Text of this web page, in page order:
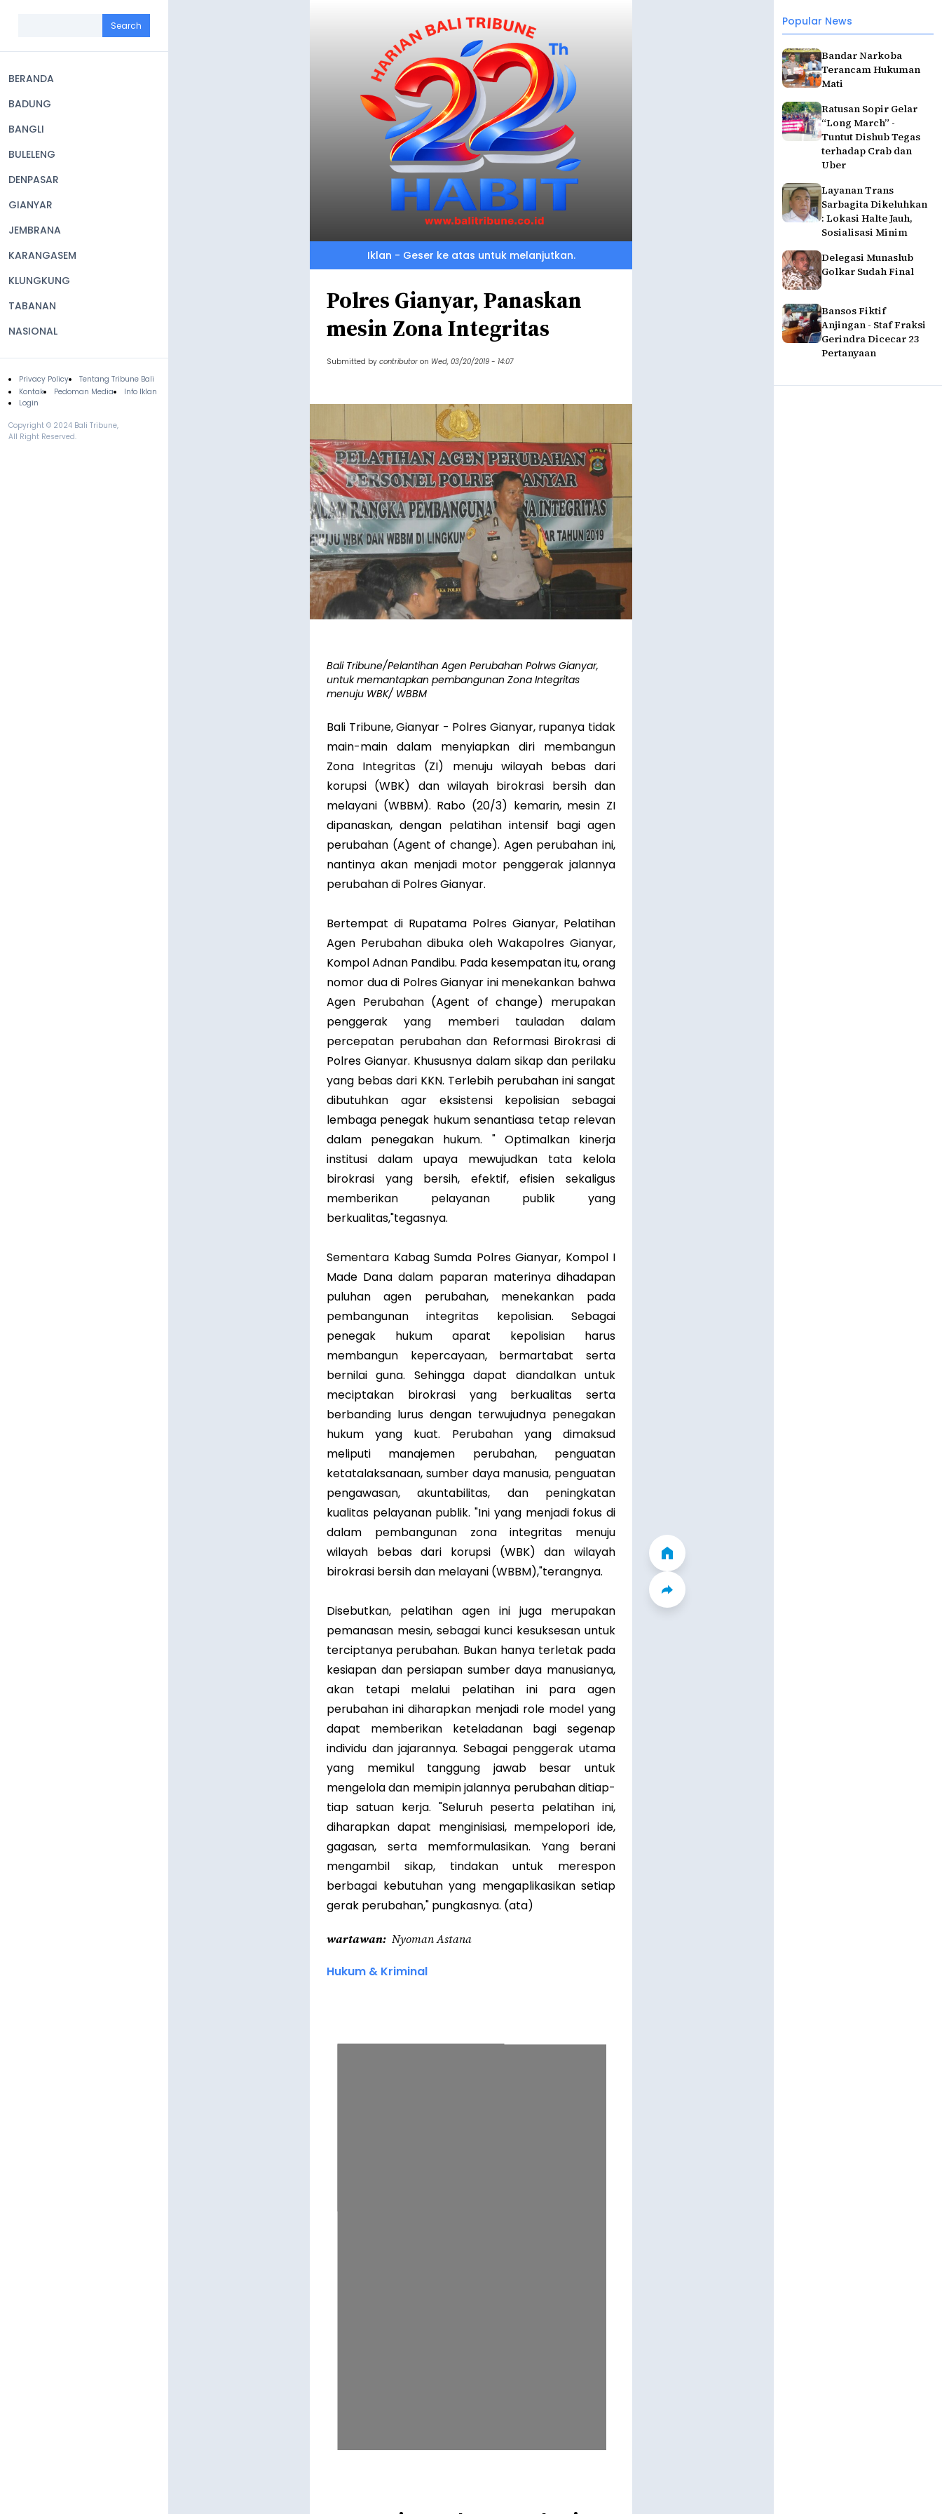
navigation
BERANDA
BADUNG
BANGLI
BULELENG
DENPASAR
GIANYAR
JEMBRANA
KARANGASEM
KLUNGKUNG
TABANAN
NASIONAL
Footer
Privacy Policy
Tentang Tribune Bali
Kontak
Pedoman Media
Info Iklan
Login
Copyright © 2024 Bali Tribune,
All Right Reserved.
Popular News
Bandar Narkoba
Terancam Hukuman
Mati
Ratusan Sopir Gelar
“Long March” -
Tuntut Dishub Tegas
terhadap Crab dan
Uber
Layanan Trans
Sarbagita Dikeluhkan
: Lokasi Halte Jauh,
Sosialisasi Minim
Delegasi Munaslub
Golkar Sudah Final
Bansos Fiktif
Anjingan - Staf Fraksi
Gerindra Dicecar 23
Pertanyaan
Iklan - Geser ke atas untuk melanjutkan.
Polres Gianyar, Panaskan
mesin Zona Integritas
Submitted by contributor on Wed, 03/20/2019 - 14:07
Bali Tribune/Pelantihan Agen Perubahan Polrws Gianyar,
untuk memantapkan pembangunan Zona Integritas
menuju WBK/ WBBM
Bali Tribune, Gianyar - Polres Gianyar, rupanya tidak
main-main dalam menyiapkan diri membangun
Zona Integritas (ZI) menuju wilayah bebas dari
korupsi (WBK) dan wilayah birokrasi bersih dan
melayani (WBBM). Rabo (20/3) kemarin, mesin ZI
dipanaskan, dengan pelatihan intensif bagi agen
perubahan (Agent of change). Agen perubahan ini,
nantinya akan menjadi motor penggerak jalannya
perubahan di Polres Gianyar.
Bertempat di Rupatama Polres Gianyar, Pelatihan
Agen Perubahan dibuka oleh Wakapolres Gianyar,
Kompol Adnan Pandibu. Pada kesempatan itu, orang
nomor dua di Polres Gianyar ini menekankan bahwa
Agen Perubahan (Agent of change) merupakan
penggerak yang memberi tauladan dalam
percepatan perubahan dan Reformasi Birokrasi di
Polres Gianyar. Khususnya dalam sikap dan perilaku
yang bebas dari KKN. Terlebih perubahan ini sangat
dibutuhkan agar eksistensi kepolisian sebagai
lembaga penegak h​u​kum senantiasa tetap relevan
dalam penegakan h​u​kum. " Optimalkan kinerja
institusi dalam upaya mewujudkan tata kelola
birokrasi yang bersih, efektif, efisien sekaligus
memberikan pelayanan publi​k yang
berkualitas,"tegasnya.
Sementara Kabag Sumda Polres Gianyar, Kompol I
Made Dana dalam paparan materinya dihadapan
puluhan agen perubahan, menekankan pada
pembangunan integritas kepolisian. Sebagai
penegak hukum aparat kepolisian harus
membangun kepercayaan, bermartabat serta
bernilai guna. Sehingga dapat diandalkan untuk
meciptakan birokrasi yang berkualitas serta
berbanding lurus dengan terwujudnya penegakan
hukum yang kuat. Perubahan yang dimaksud
meliputi manajemen perubahan, penguatan
ketatalaksanaan, sumber daya manusia, penguatan
pengawasan, akuntabilitas, dan peningkatan
kualitas pelayanan publik. "Ini yang menjadi fokus di
dalam pembangunan zona integritas menuju
wilayah bebas dari korupsi (WBK) dan wilayah
birokrasi bersih dan melayani (WBBM),"terangnya.
Disebutkan, pelatihan agen ini juga merupakan
pemanasan mesin, sebagai kunci kesuksesan untuk
terciptanya perubahan. Bukan hanya terletak pada
kesiapan dan persiapan sumber daya manusianya,
akan tetapi melalui pelatihan ini para agen
perubahan ini diharapkan menjadi role model yang
dapat memberikan keteladanan bagi segenap
individu dan jajarannya. Sebagai penggerak utama
yang memikul tanggung jawab besar untuk
mengelola dan memipin jalannya perubahan ditiap-
tiap satuan kerja. "Seluruh peserta pelatihan ini,
diharapkan dapat menginisiasi, mempelopori ide,
gagasan, serta memformulasikan. Yang berani
mengambil sikap, tindakan untuk merespon
berbagai kebutuhan yang mengaplikasikan setiap
gerak perubahan," pungkasnya. (ata)
wartawan Nyoman Astana
Hukum & Kriminal